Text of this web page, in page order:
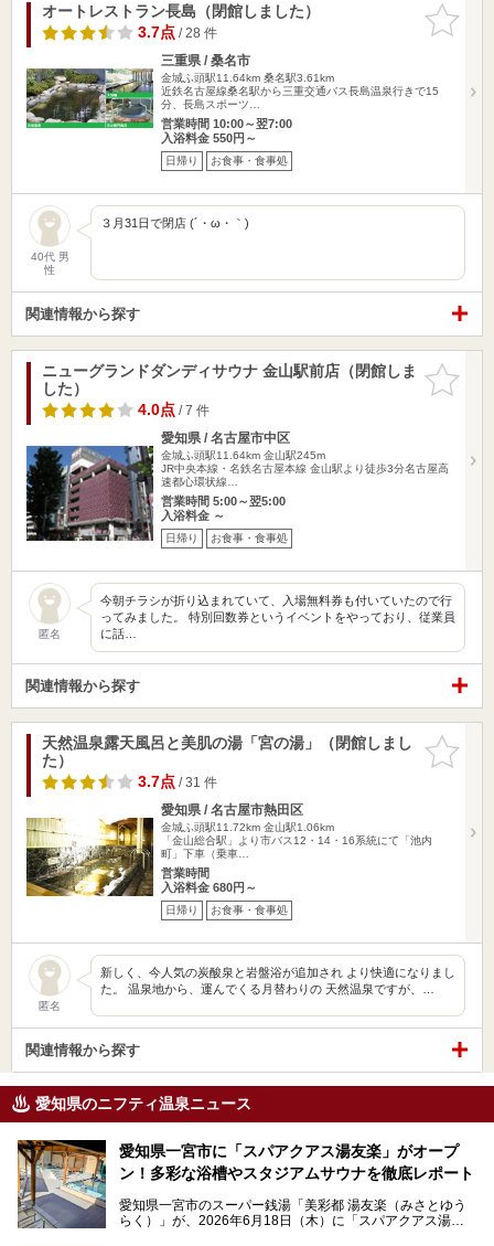
お気に入
りに追加
オートレストラン長島（閉館しました）
3.7点/ 28 件
三重県 / 桑名市
金城ふ頭駅11.64km 桑名駅3.61km
近鉄名古屋線桑名駅から三重交通バス長島温泉行きで15
分、長島スポーツ…
営業時間 10:00～翌7:00
入浴料金 550円～
日帰り お食事・食事処
40代 男
性
３月31日で閉店 (´・ω・｀)
関連情報から探す
お気に入
りに追加
ニューグランドダンディサウナ 金山駅前店（閉館しま
した）
4.0点/ 7 件
愛知県 / 名古屋市中区
金城ふ頭駅11.64km 金山駅245m
JR中央本線・名鉄名古屋本線 金山駅より徒歩3分名古屋高
速都心環状線…
営業時間 5:00～翌5:00
入浴料金 ～
日帰り お食事・食事処
匿名
今朝チラシが折り込まれていて、入場無料券も付いていたので行
ってみました。 特別回数券というイベントをやっており、従業員
に話…
関連情報から探す
お気に入
りに追加
天然温泉露天風呂と美肌の湯「宮の湯」（閉館しまし
た）
3.7点/ 31 件
愛知県 / 名古屋市熱田区
金城ふ頭駅11.72km 金山駅1.06km
「金山総合駅」より市バス12・14・16系統にて「池内
町」下車（乗車…
営業時間
入浴料金 680円～
日帰り お食事・食事処
匿名
新しく、今人気の炭酸泉と岩盤浴が追加され より快適になりまし
た。 温泉地から、運んでくる月替わりの 天然温泉ですが、…
関連情報から探す
愛知県のニフティ温泉ニュース
愛知県一宮市に「スパアクアス湯友楽」がオープ
ン！多彩な浴槽やスタジアムサウナを徹底レポート
愛知県一宮市のスーパー銭湯「美彩都 湯友楽（みさとゆう
らく）」が、2026年6月18日（木）に「スパアクアス湯友